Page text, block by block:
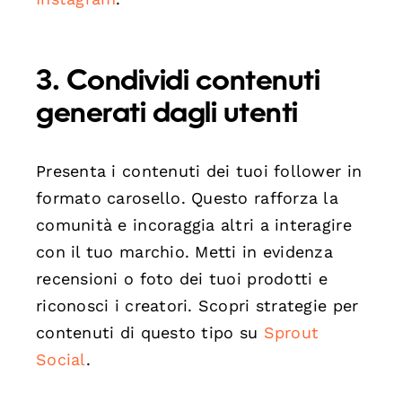
3. Condividi contenuti
generati dagli utenti
Presenta i contenuti dei tuoi follower in
formato carosello. Questo rafforza la
comunità e incoraggia altri a interagire
con il tuo marchio. Metti in evidenza
recensioni o foto dei tuoi prodotti e
riconosci i creatori. Scopri strategie per
contenuti di questo tipo su Sprout
Social.